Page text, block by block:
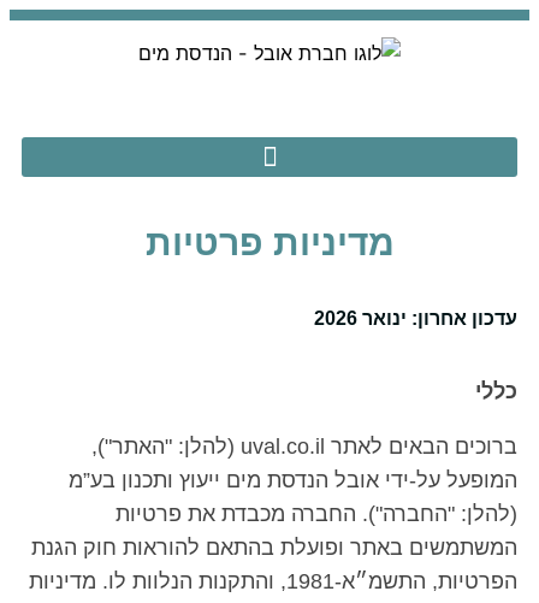
מדיניות פרטיות
עדכון אחרון: ינואר 2026
כללי
ברוכים הבאים לאתר uval.co.il (להלן: "האתר"),
המופעל על-ידי אובל הנדסת מים ייעוץ ותכנון בע”מ
(להלן: "החברה"). החברה מכבדת את פרטיות
המשתמשים באתר ופועלת בהתאם להוראות חוק הגנת
הפרטיות, התשמ״א-1981, והתקנות הנלוות לו. מדיניות